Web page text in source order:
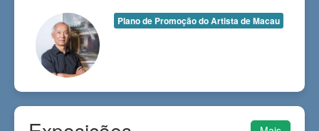
Plano de Promoção do Artista de Macau